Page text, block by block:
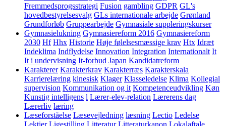
Fremmedsprogsstrategi Fusion gambling GDPR GL's
hovedbestyrelsesvalg GLs internationale arbejde Grønland
Grundforløb Gruppearbejde Gymnasiale suppleringskurser
Gymnasielukning Gymnasiereform 2016 Gymnasiereform
2030 Hf Hhx Historie Høje følelsesmæssige krav Htx Idræt
Indeklima Indflydelse Innovation Integration Internationalt It
It i undervisning It-forbud Japan Kandidatreform
Karakterer Karakterkrav Karakterræs Karakterskala
Karrierelæring kinesisk Klager Klasseledelse Klima Kollegial
supervision Kommunikation og it Kompetenceudvikling Køn
Kunstig intelligens l Lærer-elev-relation Lærerens dag
Lærerliv læring
Læseforståelse Læsevejledning læsning Lectio Ledelse